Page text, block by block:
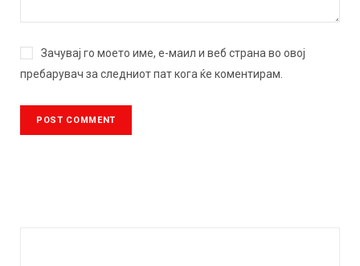
Зачувај го моето име, е-маил и веб страна во овој
пребарувач за следниот пат кога ќе коментирам.